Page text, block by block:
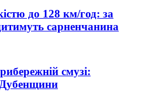
до 128 км/год: за
сарненчанина
смузі: